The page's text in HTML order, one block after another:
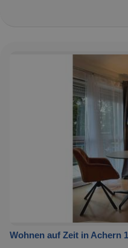
Wohnen auf Zeit in Achern